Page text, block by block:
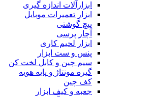
ابزارآلات اندازه گیری
ابزار تعمیرات موبایل
پیچ گوشتی
آچار پرسی
ابزار لحیم کاری
پنس و ست ابزار
سیم چین و کابل لخت کن
گیره مونتاژ و پایه هویه
کف چین
جعبه و کیف ابزار